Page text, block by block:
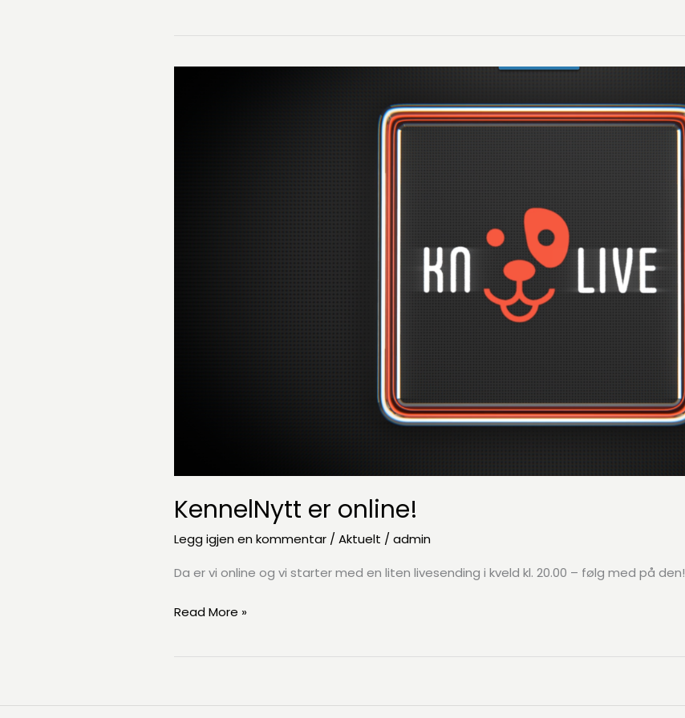
KennelNytt er online!
Legg igjen en kommentar / Aktuelt / admin
Da er vi online og vi starter med en liten livesending i kveld kl. 20.00 – følg med på den!
KennelNytt
Read More »